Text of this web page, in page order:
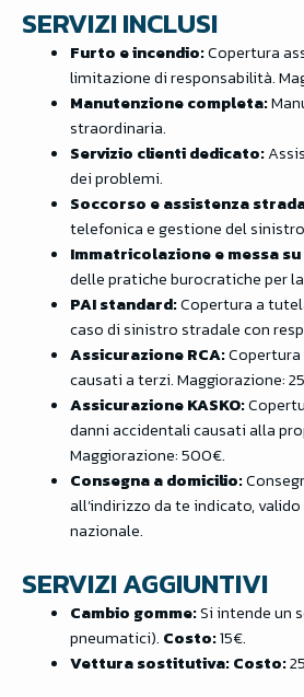
SERVIZI INCLUSI
Furto e incendio:Copertura
limitazione di responsabilità.
Manutenzione completa:
straordinaria.
Servizio clienti dedicato:
dei problemi.
Soccorso e assistenza
telefonica e gestione del
Immatricolazione e messa
delle pratiche burocratiche per
PAI standard:Copertura a
caso di sinistro stradale con
Assicurazione RCA:Copertura
causati a terzi. Maggiorazione:
Assicurazione KASKO:
danni accidentali causati alla
Maggiorazione: 500€.
Consegna a domicilio:
all’indirizzo da te indicato,
nazionale.
SERVIZI AGGIUNTIVI
Cambio gomme:Si intende un
pneumatici). Costo:15€.
Vettura sostitutiva:Costo: